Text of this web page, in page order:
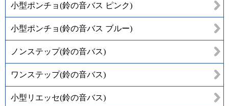
小型ポンチョ(鈴の音バス ピンク)
小型ポンチョ(鈴の音バス ブルー)
ノンステップ(鈴の音バス)
ワンステップ(鈴の音バス)
小型リエッセ(鈴の音バス)